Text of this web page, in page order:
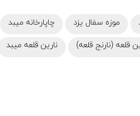
موزه سفال یزد چاپارخانه میبد
قلعه (نارنج قلعه) نارین قلعه‌ میبد